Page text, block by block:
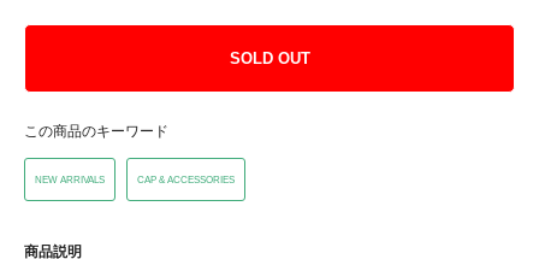
SOLD OUT
この商品のキーワード
NEW ARRIVALS CAP & ACCESSORIES
商品説明